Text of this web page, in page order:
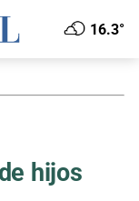
16.3°
hijos